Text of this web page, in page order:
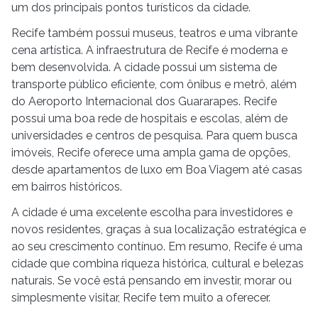
um dos principais pontos turísticos da cidade.
Recife também possui museus, teatros e uma vibrante
cena artística. A infraestrutura de Recife é moderna e
bem desenvolvida. A cidade possui um sistema de
transporte público eficiente, com ônibus e metrô, além
do Aeroporto Internacional dos Guararapes. Recife
possui uma boa rede de hospitais e escolas, além de
universidades e centros de pesquisa. Para quem busca
imóveis, Recife oferece uma ampla gama de opções,
desde apartamentos de luxo em Boa Viagem até casas
em bairros históricos.
A cidade é uma excelente escolha para investidores e
novos residentes, graças à sua localização estratégica e
ao seu crescimento contínuo. Em resumo, Recife é uma
cidade que combina riqueza histórica, cultural e belezas
naturais. Se você está pensando em investir, morar ou
simplesmente visitar, Recife tem muito a oferecer.